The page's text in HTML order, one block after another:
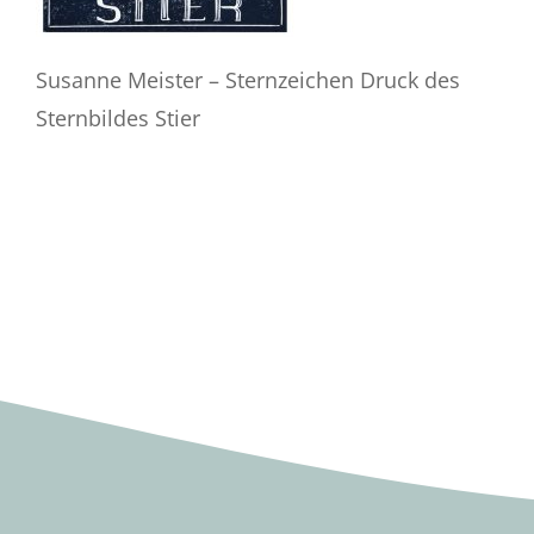
Susanne Meister – Sternzeichen Druck des
Sternbildes Stier